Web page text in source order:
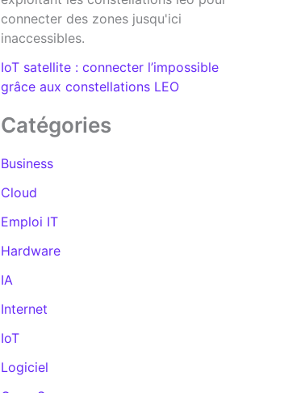
IoT satellite : connecter l’impossible
grâce aux constellations LEO
Catégories
Business
Cloud
Emploi IT
Hardware
IA
Internet
IoT
Logiciel